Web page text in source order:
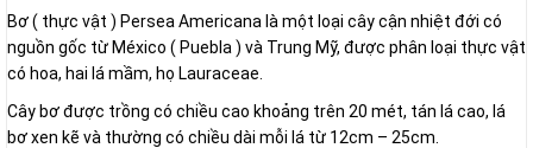
Bơ ( thực vật ) Persea Americana là một loại cây cận nhiệt đới có
nguồn gốc từ México ( Puebla ) và Trung Mỹ, được phân loại thực vật
có hoa, hai lá mầm, họ Lauraceae.
Cây bơ được trồng có chiều cao khoảng trên 20 mét, tán lá cao, lá
bơ xen kẽ và thường có chiều dài mỗi lá từ 12cm – 25cm.